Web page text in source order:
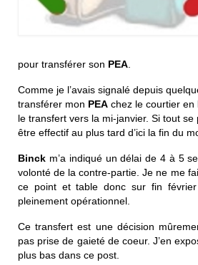
pour transférer son PEA
Comme je l’avais signalé depuis
transférer mon PEA chez le courtier en
le transfert vers la mi-janvier. Si tout
être effectif au plus tard d’ici la fin du
Binck m’a indiqué un délai de 4 à 5
volonté de la contre-partie. Je ne me
ce point et table donc sur fin
pleinement opérationnel.
Ce transfert est une décision
pas prise de gaieté de coeur. J’en
plus bas dans ce post.